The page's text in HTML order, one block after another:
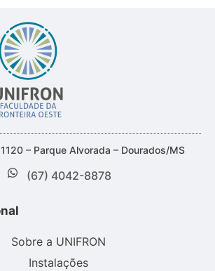
– Parque Alvorada – Dourados/MS
(67) 4042-8878
Sobre a UNIFRON
Instalações